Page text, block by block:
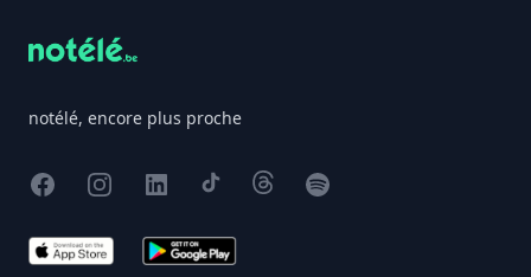
notélé, encore plus proche
FacebookInstagram
X TikTokThreadsSpotify
App Store Google Play